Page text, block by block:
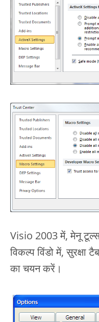
Visio 2003 में, मेनू
विकल्प विंडो में, सुरक्षा
का चयन करें।